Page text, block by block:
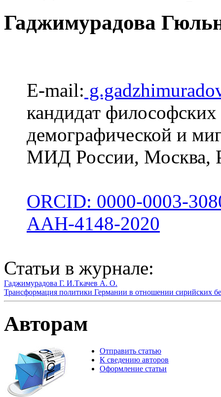
Гаджимурадова
E-mail:
кандидат философских
демографической и
МИД России, Москва,
ORCID: 0000-0003-
AAH-4148-2020
Статьи в журнале:
Гаджимурадова Г. И.Ткачев А. О.
Трансформация политики Германии в отношении сирийских
Авторам
Отправить статью
К сведению авторов
Оформление статьи